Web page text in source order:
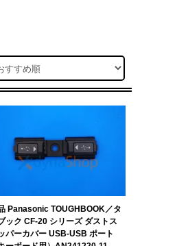
Panasonic TOUGHBOOK／タ
ック CF-20 シリーズ ダストス
パーカバー USB-USB ポート